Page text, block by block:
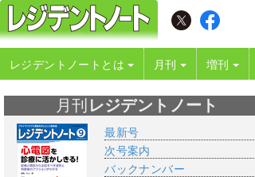
レジデントノートとは 月刊 増刊
月刊 レジデントノート
最新号
次号案内
バックナンバー